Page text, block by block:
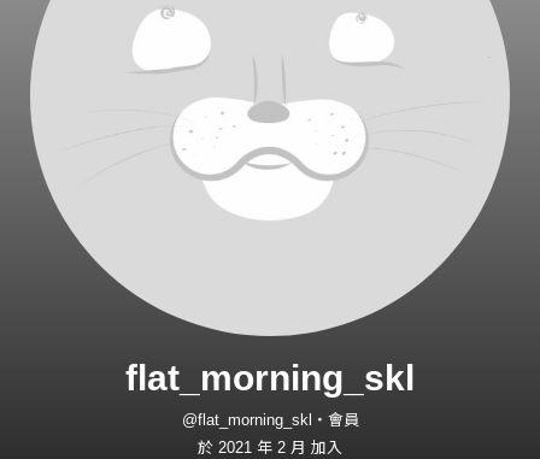
flat_morning_skl
@flat_morning_skl・會員
於 2021 年 2 月 加入